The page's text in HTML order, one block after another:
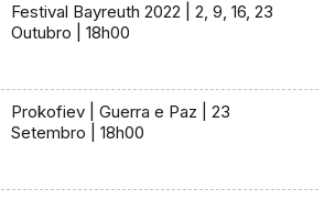
Festival Bayreuth 2022 | 2, 9, 16, 23
Outubro | 18h00
Prokofiev | Guerra e Paz | 23
Setembro | 18h00